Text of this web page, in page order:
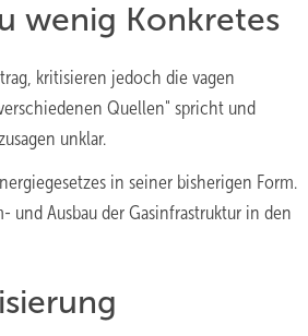
wenig Konkretes
kritisieren jedoch die vagen
Quellen" spricht und
unklar.
in seiner bisherigen Form.
und Ausbau der Gasinfrastruktur in den